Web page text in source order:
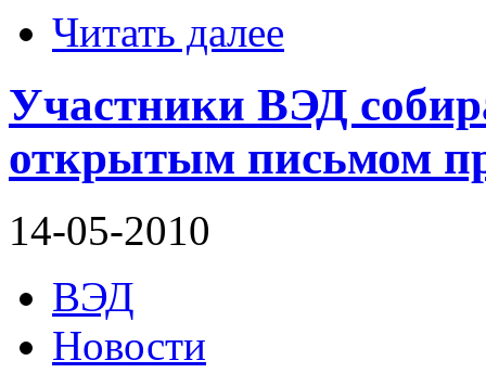
Читать далее
Участники ВЭД
открытым письмом
14-05-2010
ВЭД
Новости